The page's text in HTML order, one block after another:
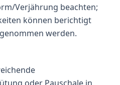
Verjährung beachten;
können berichtigt
werden.